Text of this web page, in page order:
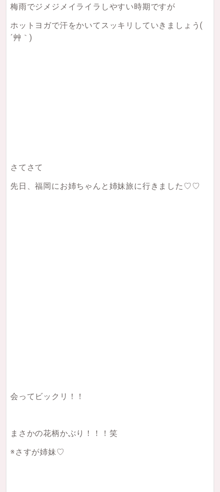
梅雨でジメジメイライラしやすい時期ですが
ホットヨガで汗をかいてスッキリしていきましょう(
´艸｀)
さてさて
先日、福岡にお姉ちゃんと姉妹旅に行きました♡♡
会ってビックリ！！
まさかの花柄かぶり！！！笑
※さすが姉妹♡